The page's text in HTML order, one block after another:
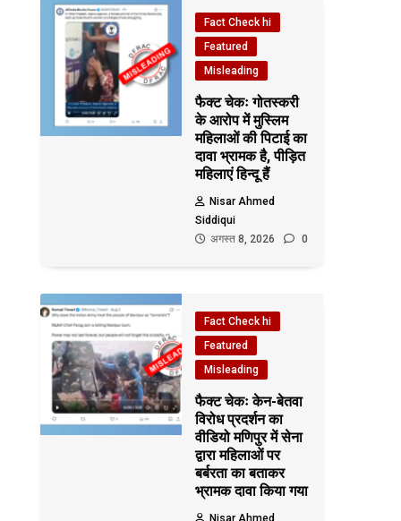
Fact Check hi
Featured
Misleading
फैक्ट चेकः गोतस्करी
के आरोप में मुस्लिम
महिलाओं की पिटाई का
दावा भ्रामक है, पीड़ित
महिलाएं हिन्दू हैं
Nisar Ahmed
Siddiqui
अगस्त 8, 2026
0
Fact Check hi
Featured
Misleading
फैक्ट चेकः केन-बेतवा
विरोध प्रदर्शन का
वीडियो मणिपुर में सेना
द्वारा महिलाओं पर
बर्बरता का बताकर
भ्रामक दावा किया गया
Nisar Ahmed